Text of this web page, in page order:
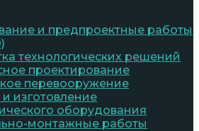
и предпроектные работы
технологических решений
проектирование
перевооружение
и изготовление
оборудования
монтажные работы